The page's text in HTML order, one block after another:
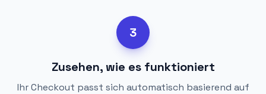
3
Zusehen, wie es funktioniert
Ihr Checkout passt sich automatisch basierend auf